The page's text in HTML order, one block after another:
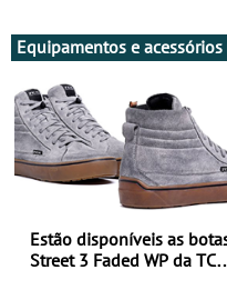
Equipamentos e acessórios
Estão disponíveis as
Street 3 Faded WP da TCX